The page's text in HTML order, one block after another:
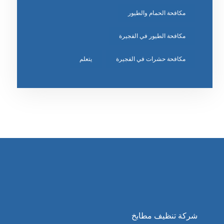
مكافحة الحمام والطيور
مكافحة الطيور في الفجيرة
مكافحة حشرات في الفجيرة يتعلم
شركة تنظيف مطابخ